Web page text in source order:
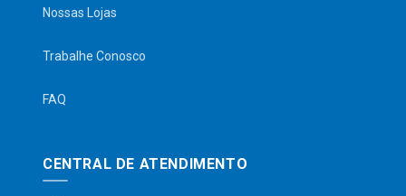
Nossas Lojas
Trabalhe Conosco
FAQ
CENTRAL DE ATENDIMENTO